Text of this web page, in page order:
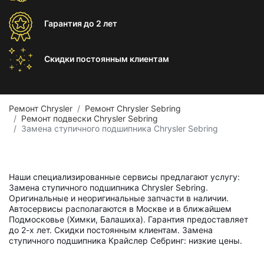
Гарантиядо 2 лет
Скидки постоянным клиентам
Ремонт Chrysler
Ремонт Chrysler Sebring
Ремонт подвески Chrysler Sebring
Замена ступичного подшипника Chrysler Sebring
Наши специализированные сервисы предлагают услугу:
Замена ступичного подшипника Chrysler Sebring.
Оригинальные и неоригинальные запчасти в наличии.
Автосервисы располагаются в Москве и в ближайшем
Подмосковье (Химки, Балашиха). Гарантия предоставляет
до 2-х лет. Скидки постоянным клиентам. Замена
ступичного подшипника Крайслер Себринг: низкие цены.